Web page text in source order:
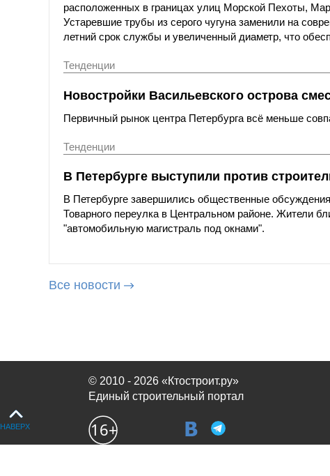
расположенных в границах улиц Морской Пехоты,
Устаревшие трубы из серого чугуна заменили на
летний срок службы и увеличенный диаметр, что
Тенденции
Новостройки Васильевского острова
Первичный рынок центра Петербурга всё меньше
Тенденции
В Петербурге выступили против
В Петербурге завершились общественные
Товарного переулка в Центральном районе. Жители
"автомобильную магистраль под окнами".
Все новости
© 2010 - 2026 «Ктостроит.ру»
Единый строительный портал
НАВЕРХ